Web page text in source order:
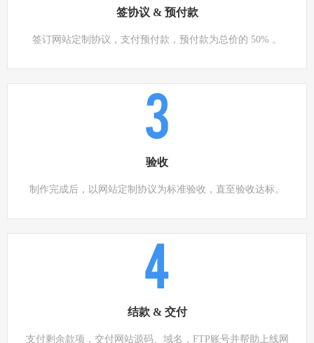
签协议 & 预付款
签订网站定制协议，支付预付款，预付款为总价的 50% 。
3
验收
制作完成后，以网站定制协议为标准验收，直至验收达标。
4
结款 & 交付
支付剩余款项，交付网站源码、域名，FTP账号并帮助上线网